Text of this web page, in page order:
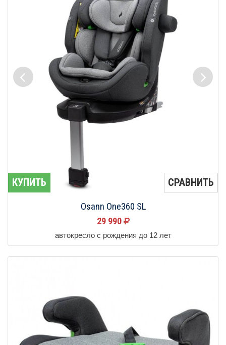
КУПИТЬ СРАВНИТЬ
Osann One360 SL
29 990
автокресло с рождения до 12 лет